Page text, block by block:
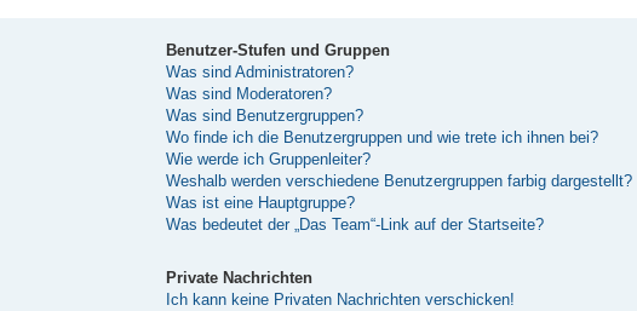
Benutzer-Stufen und Gruppen
Was sind Administratoren?
Was sind Moderatoren?
Was sind Benutzergruppen?
Wo finde ich die Benutzergruppen und wie trete ich ihnen bei?
Wie werde ich Gruppenleiter?
Weshalb werden verschiedene Benutzergruppen farbig dargestellt?
Was ist eine Hauptgruppe?
Was bedeutet der „Das Team“-Link auf der Startseite?
Private Nachrichten
Ich kann keine Privaten Nachrichten verschicken!